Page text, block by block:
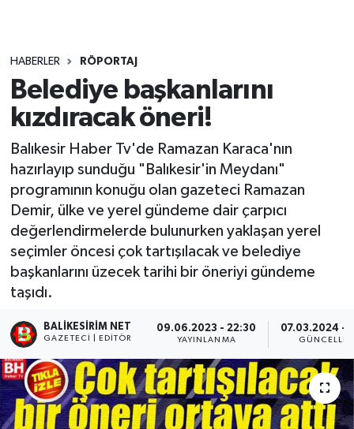
HABERLER RÖPORTAJ
Belediye başkanlarını
kızdıracak öneri!
Balıkesir Haber Tv'de Ramazan Karaca'nın
hazırlayıp sunduğu "Balıkesir'in Meydanı"
programının konuğu olan gazeteci Ramazan
Demir, ülke ve yerel gündeme dair çarpıcı
değerlendirmelerde bulunurken yaklaşan yerel
seçimler öncesi çok tartışılacak ve belediye
başkanlarını üzecek tarihi bir öneriyi gündeme
taşıdı.
BALIKESIRIM NET
GAZETECI | EDITÖR
09.06.2023 - 22:30
YAYINLANMA
07.03.2024 -